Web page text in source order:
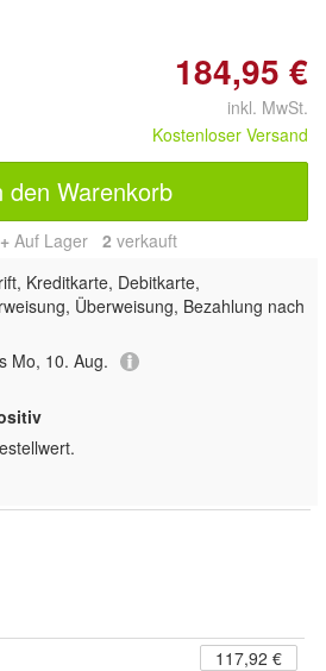
184,95 €
inkl. MwSt.
Kostenloser Versand
den Warenkorb
Auf Lager 2 verkauft
Kreditkarte, Debitkarte,
Überweisung, Bezahlung nach
Mo, 10. Aug.
117,92 €